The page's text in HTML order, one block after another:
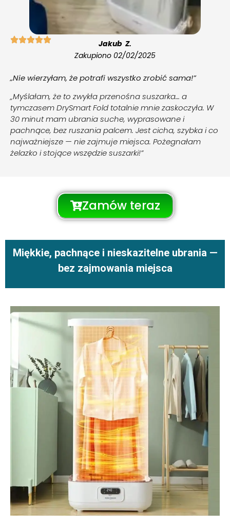
Jakub Z.
Zakupiono 02/02/2025
„Nie wierzyłam, że potrafi wszystko zrobić sama!”
„Myślałam, że to zwykła przenośna suszarka… a
tymczasem DrySmart Fold totalnie mnie zaskoczyła. W
30 minut mam ubrania suche, wyprasowane i
pachnące, bez ruszania palcem. Jest cicha, szybka i co
najważniejsze — nie zajmuje miejsca. Pożegnałam
żelazko i stojące wszędzie suszarki!”
Zamów teraz
Miękkie, pachnące i nieskazitelne ubrania —
bez zajmowania miejsca